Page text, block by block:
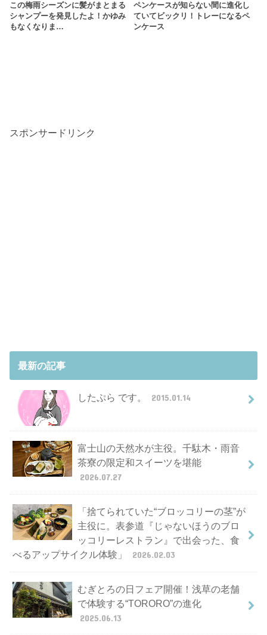
この梅雨シーズンに髪がまとまる
シャンプーを発見したよ！かゆみ
もなくなりま…
ペンケースが知らない間に進化し
ていてビックリ！トレーになるペ
ンケース
スポンサードリンク
最新の記事
したぷら です。 2015.01.14
富士山の天然水が主役。千駄木・雨音
茶寮の限定和スイーツを堪能
2026.07.27
「捨てられていた“ブロッコリーの茎”が
主役に。表参道『じゃないほうのブロ
ッコリーレストラン』で出会った、食
べるアップサイクル体験」
2026.02.03
むぎとろの日フェア開催！浅草の老舗
で体験する“TORORO”の進化
2025.06.13